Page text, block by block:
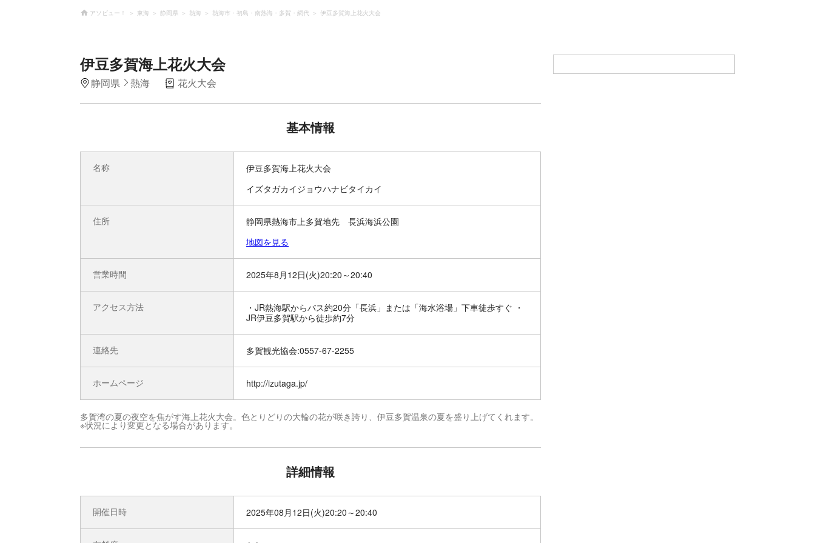
アソビュー！ 東海 静岡県 熱海 熱海市・初島・南熱海・多賀・網代 伊豆多賀海上花火大会
伊豆多賀海上花火大会
静岡県 熱海 花火大会
基本情報
名称
伊豆多賀海上花火大会
イズタガカイジョウハナビタイカイ
住所
静岡県熱海市上多賀地先 長浜海浜公園
地図を見る
営業時間 2025年8月12日(火)20:20～20:40
アクセス方法
・JR熱海駅からバス約20分「長浜」または「海水浴場」下車徒歩すぐ ・
JR伊豆多賀駅から徒歩約7分
連絡先 多賀観光協会:0557-67-2255
ホームページ http://izutaga.jp/
多賀湾の夏の夜空を焦がす海上花火大会。色とりどりの大輪の花が咲き誇り、伊豆多賀温泉の夏を盛り上げてくれます。
※状況により変更となる場合があります。
詳細情報
開催日時 2025年08月12日(火)20:20～20:40